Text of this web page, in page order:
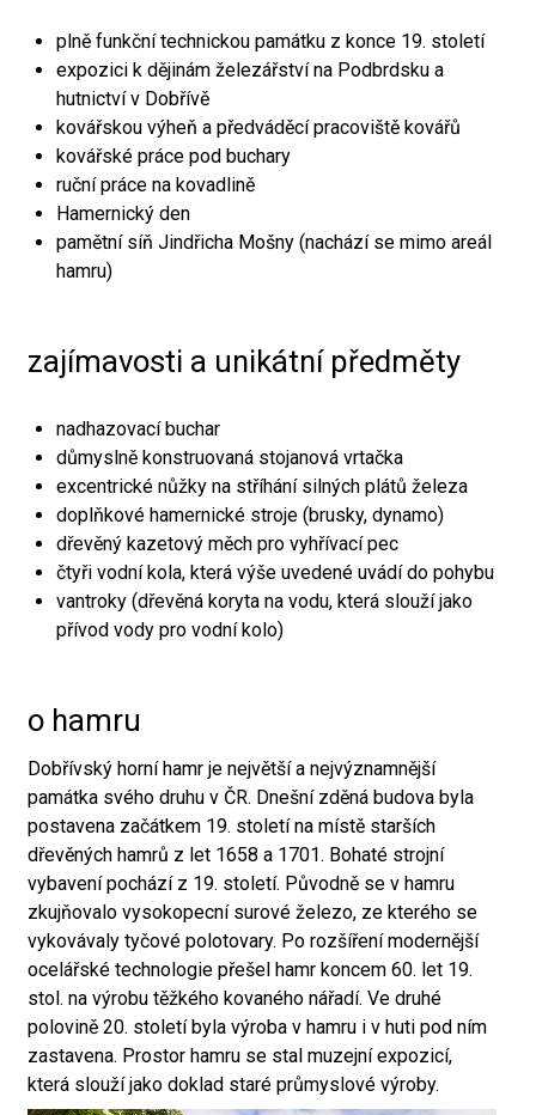
plně funkční technickou památku z konce 19. století
expozici k dějinám železářství na Podbrdsku a
hutnictví v Dobřívě
kovářskou výheň a předváděcí pracoviště kovářů
kovářské práce pod buchary
ruční práce na kovadlině
Hamernický den
pamětní síň Jindřicha Mošny (nachází se mimo areál
hamru)
zajímavosti a unikátní předměty
nadhazovací buchar
důmyslně konstruovaná stojanová vrtačka
excentrické nůžky na stříhání silných plátů železa
doplňkové hamernické stroje (brusky, dynamo)
dřevěný kazetový měch pro vyhřívací pec
čtyři vodní kola, která výše uvedené uvádí do pohybu
vantroky (dřevěná koryta na vodu, která slouží jako
přívod vody pro vodní kolo)
o hamru
Dobřívský horní hamr je největší a nejvýznamnější
památka svého druhu v ČR. Dnešní zděná budova byla
postavena začátkem 19. století na místě starších
dřevěných hamrů z let 1658 a 1701. Bohaté strojní
vybavení pochází z 19. století. Původně se v hamru
zkujňovalo vysokopecní surové železo, ze kterého se
vykovávaly tyčové polotovary. Po rozšíření modernější
ocelářské technologie přešel hamr koncem 60. let 19.
stol. na výrobu těžkého kovaného nářadí. Ve druhé
polovině 20. století byla výroba v hamru i v huti pod ním
zastavena. Prostor hamru se stal muzejní expozicí,
která slouží jako doklad staré průmyslové výroby.